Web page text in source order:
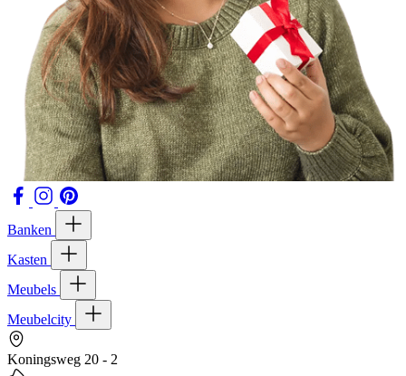
Banken
Kasten
Meubels
Meubelcity
Koningsweg 20 - 2